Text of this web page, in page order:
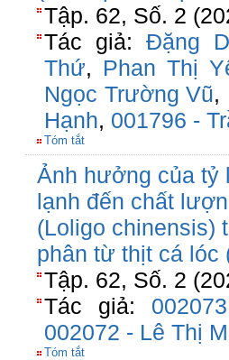
Tập. 62, Số. 2
Tác giả: Đặng
Thứ, Phan Thị
Ngọc Trường Vũ,
Hạnh, 001796 -
Tóm tắt
Ảnh hưởng của tỷ
lạnh đến chất
(Loligo chinensis)
phân từ thịt cá lóc
Tập. 62, Số. 2
Tác giả:
002072 - Lê Thị
Tóm tắt